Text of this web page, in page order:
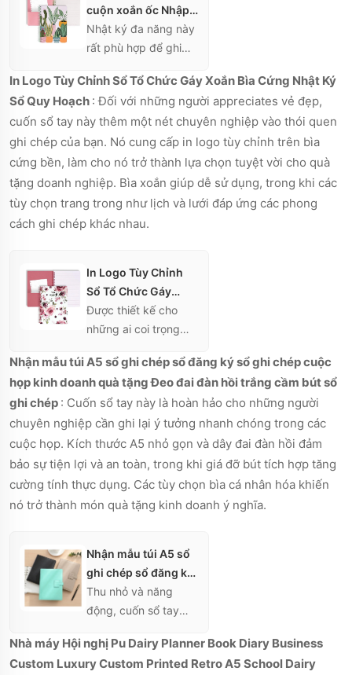
cuộn xoắn ốc Nhập
số Nhận sổ tay cơ
bản Sách tập luyện
Nhật ký đa năng này
rất phù hợp để ghi
sẵn ở kích thước A5
và B5. Nó có bìa
xoắn giúp lật trang
dễ dàng và giấy chất
lượng cao tương
thích với nhiều loại
công cụ viết. Với các
trang bên trong đa
cách ghi chép khác
nhau.
In Logo Tùy Chỉnh Sổ Tổ Chức Gáy Xoắn Bìa Cứng Nhật Ký
Sổ Quy Hoạch : Đối với những người appreciates vẻ đẹp,
cuốn sổ tay này thêm một nét chuyên nghiệp vào thói quen
ghi chép của bạn. Nó cung cấp in logo tùy chỉnh trên bìa
cứng bền, làm cho nó trở thành lựa chọn tuyệt vời cho quà
tặng doanh nghiệp. Bìa xoắn giúp dễ sử dụng, trong khi các
tùy chọn trang trong như lịch và lưới đáp ứng các phong
cách ghi chép khác nhau.
In Logo Tùy Chỉnh
Sổ Tổ Chức Gáy
Xoắn Bìa Cứng Nhật
Ký Sổ Quy Hoạch
Được thiết kế cho
những ai coi trọng
sổ tay này có in logo
tùy chỉnh trên bìa
cứng bền. Nó rất phù
hợp để ghi lại ý tưởng
trong môi trường
chuyên nghiệp, cung
cấp nhiều thiết kế
trang trong cho trải
Nhận mẫu túi A5 sổ ghi chép sổ đăng ký sổ ghi chép cuộc
họp kinh doanh quà tặng Đeo đai đàn hồi trắng cầm bút sổ
ghi chép : Cuốn sổ tay này là hoàn hảo cho những người
chuyên nghiệp cần ghi lại ý tưởng nhanh chóng trong các
cuộc họp. Kích thước A5 nhỏ gọn và dây đai đàn hồi đảm
bảo sự tiện lợi và an toàn, trong khi giá đỡ bút tích hợp tăng
cường tính thực dụng. Các tùy chọn bìa cá nhân hóa khiến
nó trở thành món quà tặng kinh doanh ý nghĩa.
Nhận mẫu túi A5 sổ
ghi chép sổ đăng ký
sổ ghi chép cuộc
họp kinh doanh quà
trắng cầm bút sổ ghi
chép
Thu nhỏ và năng
động, cuốn sổ tay
bút tích hợp và dây
chun đóng mở. Bìa cá
Nhà máy Hội nghị Pu Dairy Planner Book Diary Business
Custom Luxury Custom Printed Retro A5 School Dairy